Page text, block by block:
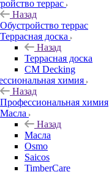
террас
Назад
Обустройство террас
Террасная доска
Назад
Террасная доска
CM Decking
химия
Назад
Профессиональная химия
Масла
Назад
Масла
Osmo
Saicos
TimberCare